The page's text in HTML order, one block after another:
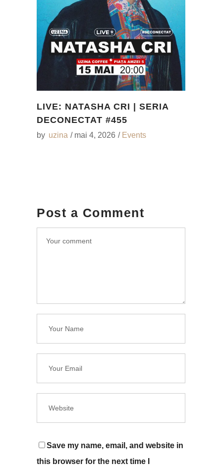
LIVE: NATASHA CRI | SERIA
DECONECTAT #455
by uzina mai 4, 2026 Events
Post a Comment
Save my name, email, and website in
this browser for the next time I